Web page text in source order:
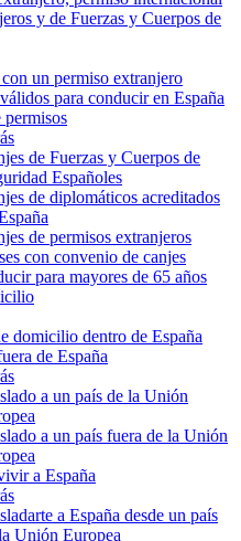
y de Fuerzas y Cuerpos de
un permiso extranjero
para conducir en España
permisos
de Fuerzas y Cuerpos de
Españoles
de diplomáticos acreditados
de permisos extranjeros
con convenio de canjes
para mayores de 65 años
domicilio dentro de España
de España
a un país de la Unión
a un país fuera de la Unión
a España
a España desde un país
Unión Europea